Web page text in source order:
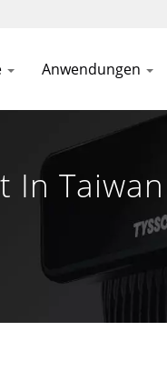
Anwendungen
Taiwan